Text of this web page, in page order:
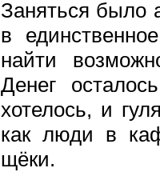
Заняться было
в
найти
Денег
хотелось, и
как люди в
щёки.